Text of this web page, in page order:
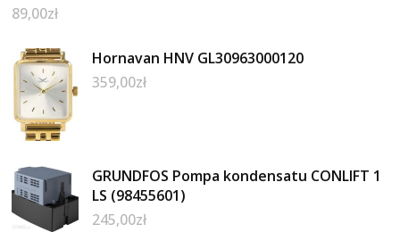
89,00zł
Hornavan HNV GL30963000120
359,00zł
GRUNDFOS Pompa kondensatu CONLIFT 1
LS (98455601)
245,00zł